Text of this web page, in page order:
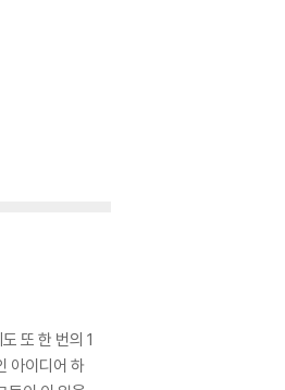
또 한 번의 1
아이디어 하